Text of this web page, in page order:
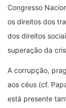
Congresso
os direitos dos
dos direitos
superação da
A corrupção,
aos céus (cf.
está presente